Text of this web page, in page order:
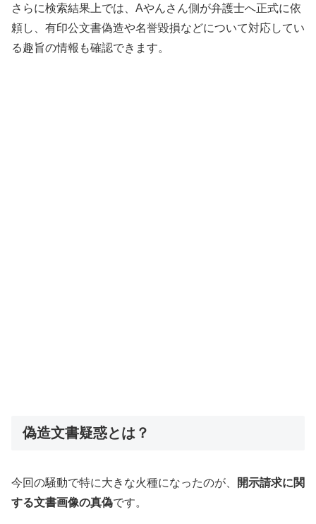
さらに検索結果上では、Aやんさん側が弁護士へ正式に依
頼し、有印公文書偽造や名誉毀損などについて対応してい
る趣旨の情報も確認できます。
偽造文書疑惑とは？
今回の騒動で特に大きな火種になったのが、
開示請求に関
する文書画像の真偽です。